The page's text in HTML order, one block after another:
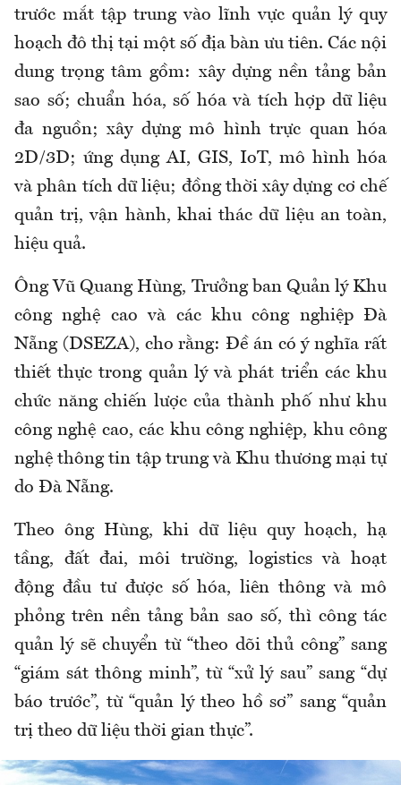
trước mắt tập trung vào lĩnh vực quản lý quy
hoạch đô thị tại một số địa bàn ưu tiên. Các nội
dung trọng tâm gồm: xây dựng nền tảng bản
sao số; chuẩn hóa, số hóa và tích hợp dữ liệu
đa nguồn; xây dựng mô hình trực quan hóa
2D/3D; ứng dụng AI, GIS, IoT, mô hình hóa
và phân tích dữ liệu; đồng thời xây dựng cơ chế
quản trị, vận hành, khai thác dữ liệu an toàn,
hiệu quả.
Ông Vũ Quang Hùng, Trưởng ban Quản lý Khu
công nghệ cao và các khu công nghiệp Đà
Nẵng (DSEZA), cho rằng: Đề án có ý nghĩa rất
thiết thực trong quản lý và phát triển các khu
chức năng chiến lược của thành phố như khu
công nghệ cao, các khu công nghiệp, khu công
nghệ thông tin tập trung và Khu thương mại tự
do Đà Nẵng.
Theo ông Hùng, khi dữ liệu quy hoạch, hạ
tầng, đất đai, môi trường, logistics và hoạt
động đầu tư được số hóa, liên thông và mô
phỏng trên nền tảng bản sao số, thì công tác
quản lý sẽ chuyển từ “theo dõi thủ công” sang
“giám sát thông minh”, từ “xử lý sau” sang “dự
báo trước”, từ “quản lý theo hồ sơ” sang “quản
trị theo dữ liệu thời gian thực”.